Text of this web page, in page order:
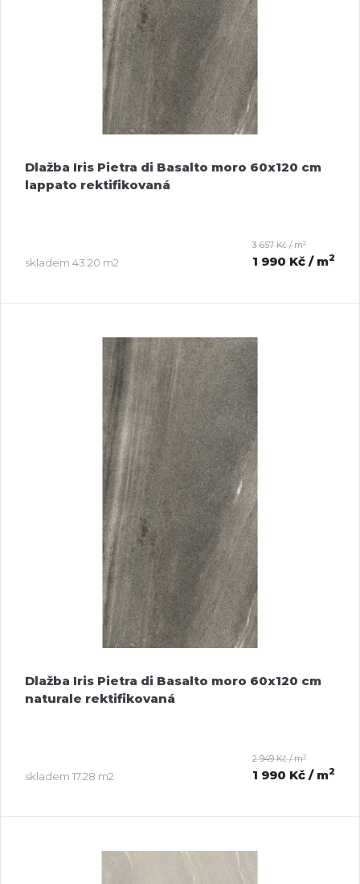
Dlažba Iris Pietra di Basalto moro 60x120 cm
lappato rektifikovaná
skladem 43.20 m2
3 657 Kč / m2
1 990 Kč / m2
Dlažba Iris Pietra di Basalto moro 60x120 cm
naturale rektifikovaná
skladem 17.28 m2
2 949 Kč / m2
1 990 Kč / m2